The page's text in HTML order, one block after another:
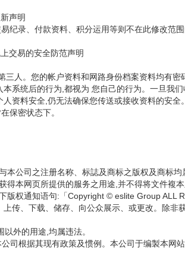
声明
纪录、付款资料、积分运用等则不在此修改范围
交易的安全防范声明
人。您的帐户资料和网路身份档案资料均有
系统后的行为,都视为 您自己的行为。一旦我
资料安全,仍无法确保您传送或接收资料的安
保密状态下。
公司之注册名称、标誌及商标之版权及商标
本网页所提供的服务之用途,并不得将文件複
权通知语句:「Copyright © eslite Group ALL
传、下载、储存、向公众展示、或更改。除
外的用途,均属违法。
司根据其现有政策及惯例。本公司于编製本网